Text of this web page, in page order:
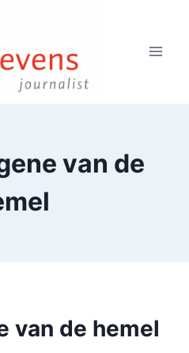
van de
van de hemel